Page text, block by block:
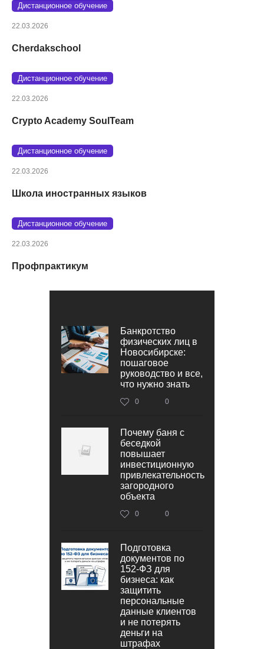
Дистанционное обучение
22.03.2026
Cherdakschool
Дистанционное обучение
22.03.2026
Crypto Academy SoulTeam
Дистанционное обучение
22.03.2026
Школа иностранных языков
Дистанционное обучение
22.03.2026
Профпрактикум
Банкротство
физических лиц в
Новосибирске:
пошаговое
руководство и все,
что нужно знать
0 0
Почему баня с
беседкой
повышает
инвестиционную
привлекательность
загородного
объекта
0 0
Подготовка
документов по
152‑ФЗ для
бизнеса: как
защитить
персональные
данные клиентов
и не потерять
деньги на
штрафах